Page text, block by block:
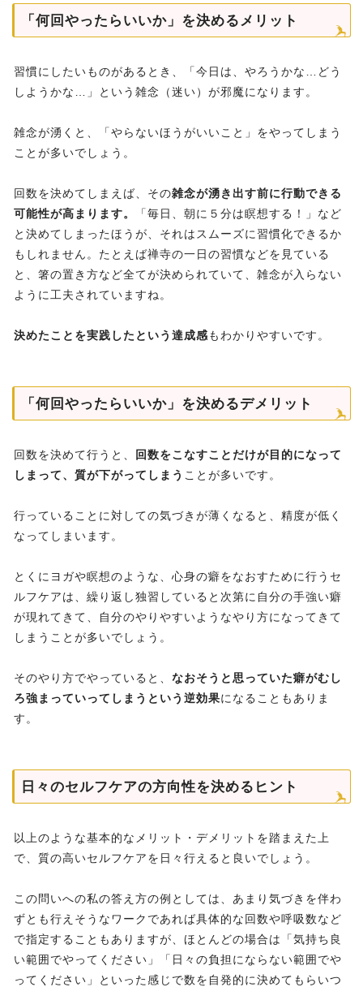
「何回やったらいいか」を決めるメリット
習慣にしたいものがあるとき、「今日は、やろうかな…どう
しようかな…」という雑念（迷い）が邪魔になります。
雑念が湧くと、「やらないほうがいいこと」をやってしまう
ことが多いでしょう。
回数を決めてしまえば、その雑念が湧き出す前に行動できる
可能性が高まります。
「毎日、朝に５分は瞑想する！」など
と決めてしまったほうが、それはスムーズに習慣化できるか
もしれません。たとえば禅寺の一日の習慣などを見ている
と、箸の置き方など全てが決められていて、雑念が入らない
ように工夫されていますね。
決めたことを実践したという達成感もわかりやすいです。
「何回やったらいいか」を決めるデメリット
回数を決めて行うと、
回数をこなすことだけが目的になって
しまって、質が下がってしまう ことが多いです。
行っていることに対しての気づきが薄くなると、精度が低く
なってしまいます。
とくにヨガや瞑想のような、心身の癖をなおすために行うセ
ルフケアは、繰り返し独習していると次第に自分の手強い癖
が現れてきて、自分のやりやすいようなやり方になってきて
しまうことが多いでしょう。
そのやり方でやっていると、 なおそうと思っていた癖がむし
ろ強まっていってしまうという逆効果になることもありま
す。
日々のセルフケアの方向性を決めるヒント
以上のような基本的なメリット・デメリットを踏まえた上
で、質の高いセルフケアを日々行えると良いでしょう。
この問いへの私の答え方の例としては、あまり気づきを伴わ
ずとも行えそうなワークであれば具体的な回数や呼吸数など
で指定することもありますが、ほとんどの場合は「気持ち良
い範囲でやってください」「日々の負担にならない範囲でや
ってください」といった感じで数を自発的に決めてもらいつ